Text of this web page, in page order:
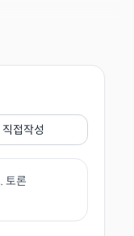
직접작성
토론